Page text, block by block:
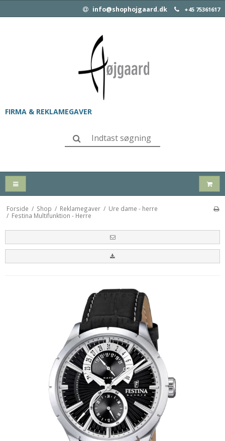
info@shophojgaard.dk +45 75361617
FIRMA & REKLAMEGAVER
Forside / Shop / Reklamegaver / Ure dame - herre
/ Festina Multifunktion - Herre